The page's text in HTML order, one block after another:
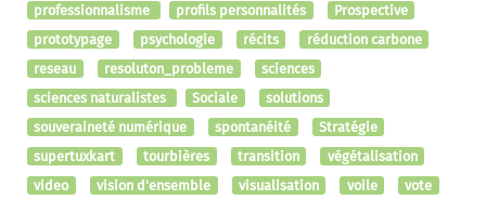
professionnalisme
profils personnalités
Prospective
prototypage
psychologie récits
réduction carbone
reseau
resoluton_probleme
sciences
sciences naturalistes
Sociale
solutions
souveraineté numérique
spontanéité
Stratégie
supertuxkart
tourbières transition
végétalisation
video
vision d'ensemble visualisation voile
vote